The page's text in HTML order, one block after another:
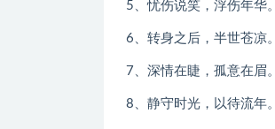
5、忧伤说笑，浮伤年华。
6、转身之后，半世苍凉。
7、深情在睫，孤意在眉。
8、静守时光，以待流年。